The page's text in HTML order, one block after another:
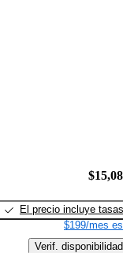
El precio incluye tasas
$199/mes
Verif. disponibilidad